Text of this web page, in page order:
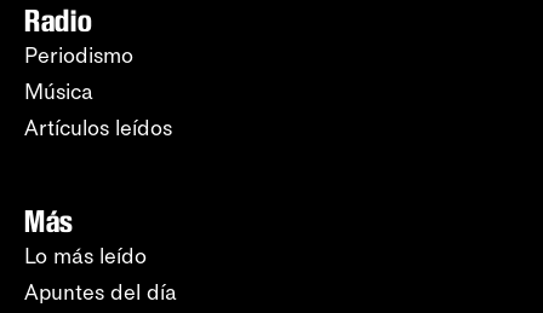
Radio
Periodismo
Música
Artículos leídos
Más
Lo más leído
Apuntes del día